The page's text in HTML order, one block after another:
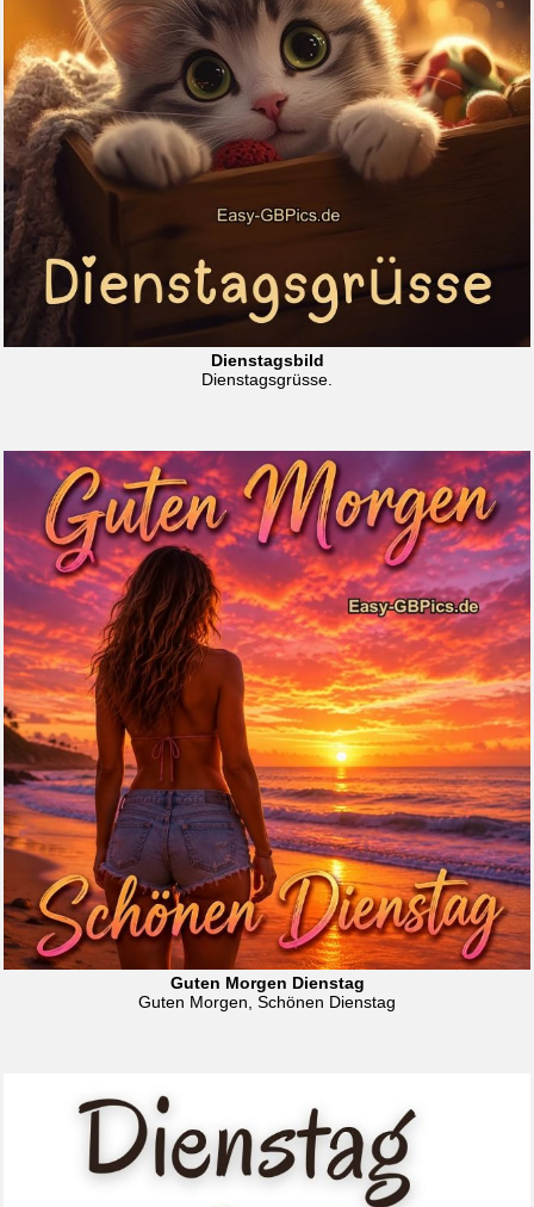
Dienstagsbild
Dienstagsgrüsse.
Guten Morgen Dienstag
Guten Morgen, Schönen Dienstag